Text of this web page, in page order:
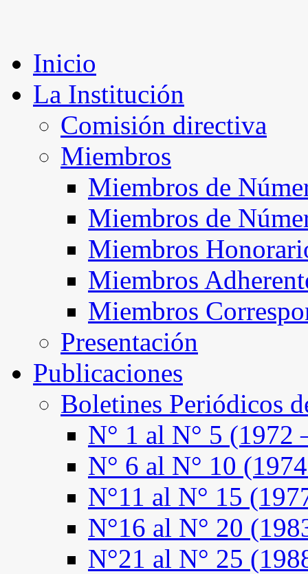
Inicio
La Institución
Comisión directiva
Miembros
Miembros de
Miembros de
Miembros
Miembros
Miembros
Presentación
Publicaciones
Boletines Periódicos
N° 1 al N° 5 (1972
N° 6 al N° 10
N°11 al N° 15
N°16 al N° 20
N°21 al N° 25